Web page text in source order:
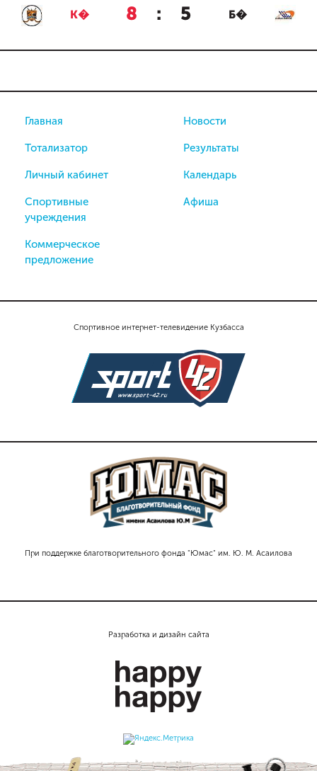
К� 8 : 5 Б�
Спортивное интернет-телевидение Кузбасса
При поддержке благотворительного фонда "Юмас" им. Ю. М. Асаилова
Главная
Тотализатор
Личный кабинет
Спортивные
учреждения
Коммерческое
предложение
Новости
Результаты
Календарь
Афиша
Разработка и дизайн сайта